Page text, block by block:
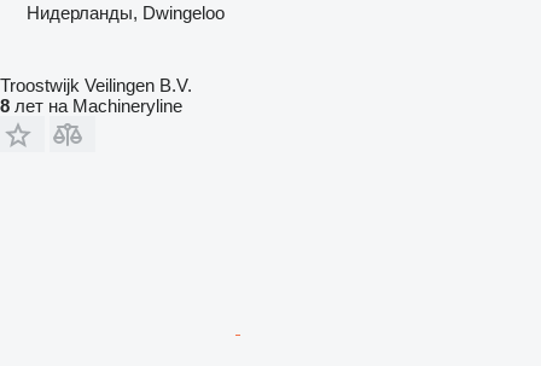
Нидерланды, Dwingeloo
Troostwijk Veilingen B.V.
8 лет на Machineryline